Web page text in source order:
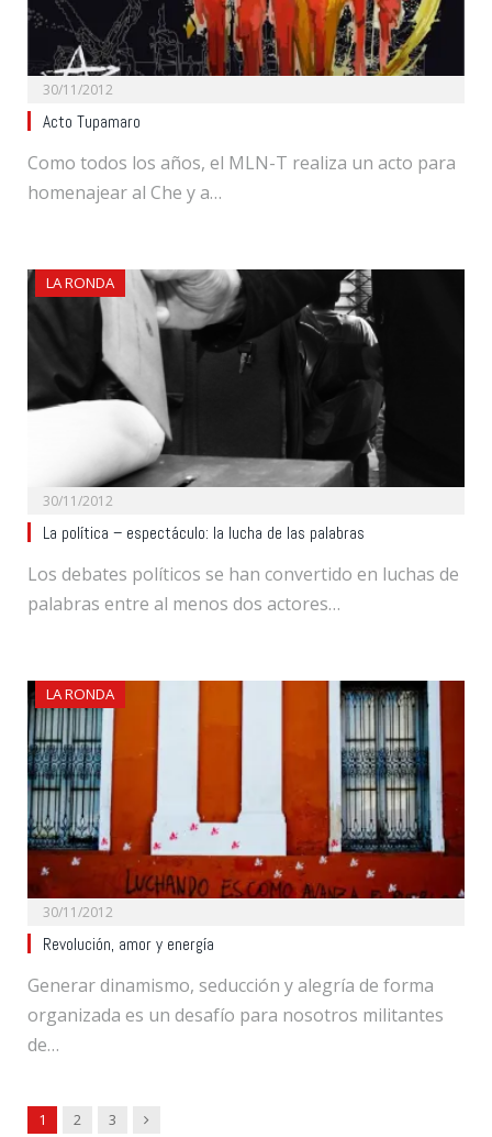
30/11/2012
Acto Tupamaro
Como todos los años, el MLN-T realiza un acto para
homenajear al Che y a…
LA RONDA
30/11/2012
La política – espectáculo: la lucha de las palabras
Los debates políticos se han convertido en luchas de
palabras entre al menos dos actores…
LA RONDA
30/11/2012
Revolución, amor y energía
Generar dinamismo, seducción y alegría de forma
organizada es un desafío para nosotros militantes
de…
1 2 3 Next